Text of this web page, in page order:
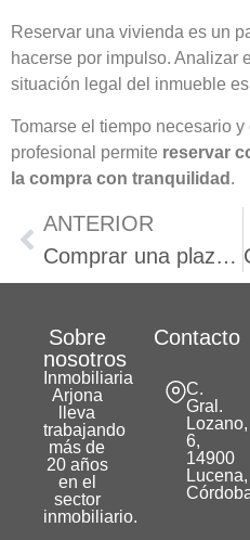
Reservar una vivienda es un
hacerse por impulso. Analizar
situación legal del inmueble
Tomarse el tiempo necesario
profesional permite reservar
la compra con tranquilidad .
ANTERIOR
Comprar una plaza de parking en Lucena: precios, zonas y qué tener en cuenta
Sobre
nosotros
Inmobiliaria
Arjona
lleva
trabajando
más de
20 años
en el
sector
inmobiliario.
Contacto
C.
Gral.
Lozano,
6,
14900
Lucena,